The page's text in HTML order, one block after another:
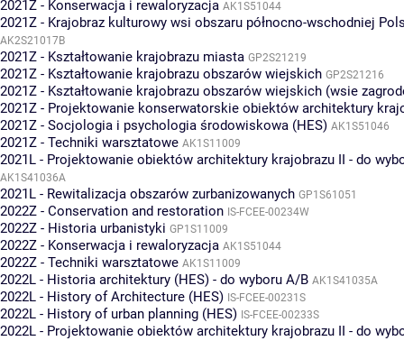
2021Z - Konserwacja i rewaloryzacja AK1S51044
2021Z - Krajobraz kulturowy wsi obszaru północno-wschodniej
AK2S21017B
2021Z - Kształtowanie krajobrazu miasta GP2S21219
2021Z - Kształtowanie krajobrazu obszarów wiejskich GP2S21216
2021Z - Kształtowanie krajobrazu obszarów wiejskich (wsie
2021Z - Projektowanie konserwatorskie obiektów architektury
2021Z - Socjologia i psychologia środowiskowa (HES) AK1S51046
2021Z - Techniki warsztatowe AK1S11009
2021L - Projektowanie obiektów architektury krajobrazu II - do
AK1S41036A
2021L - Rewitalizacja obszarów zurbanizowanych GP1S61051
2022Z - Conservation and restoration IS-FCEE-00234W
2022Z - Historia urbanistyki GP1S11009
2022Z - Konserwacja i rewaloryzacja AK1S51044
2022Z - Techniki warsztatowe AK1S11009
2022L - Historia architektury (HES) - do wyboru A/B AK1S41035A
2022L - History of Architecture (HES) IS-FCEE-00231S
2022L - History of urban planning (HES) IS-FCEE-00233S
2022L - Projektowanie obiektów architektury krajobrazu II - do